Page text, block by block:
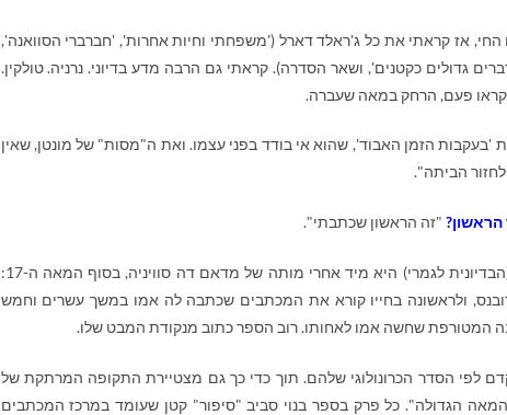
אז קראתי את כל ג'ראלד דארל ('משפחתי וחיות אחרות', 'חברברי הסוואנה',
גדולים כקטנים', ושאר הסדרה). קראתי גם הרבה מדע בדיוני. נרניה. טולקין.
קראו פעם, הרחק במאה שעברה.
'בעקבות הזמן האבוד', שהוא אי בודד בפני עצמו. ואת ה"מסות" של מונטן, שאין
הביתה".
"זה הראשון שכתבתי".
"סיטואציית הפתיחה (הבדיונית לגמרי) היא מיד אחרי מותה של מדאם דה סוויניה, בסוף המאה ה-17:
ולראשונה בחייו קורא את המכתבים שכתבה לה אמו במשך עשרים וחמש
המטורפת שחשה אמו לאחותו. רוב הספר כתוב מנקודת המבט שלו.
לפי הסדר הכרונולוגי שלהם. תוך כדי כך גם מצטיירת התקופה המרתקת של
"המאה הגדולה". כל פרק בספר בנוי סביב "סיפור" קטן שעומד במרכז המכתבים